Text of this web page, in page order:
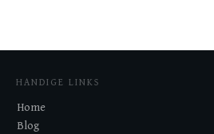
HANDIGE LINKS
Home
Blog